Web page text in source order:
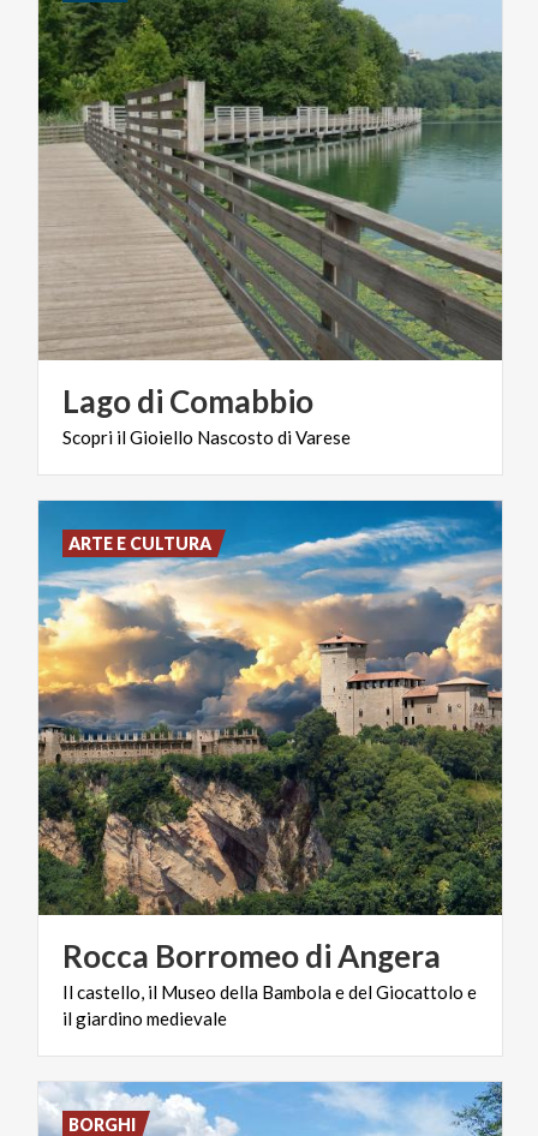
Lagodi Comabbio
Scopri ilGioiello Nascosto diVarese
Rocca BorromeodiAngera
Ilcastello, il Museo della BambolaedelGiocattolo e
ilgiardino medievale
ARTE E CULTURA
BORGHI